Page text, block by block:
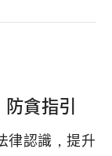
貪指引
律認識，提升